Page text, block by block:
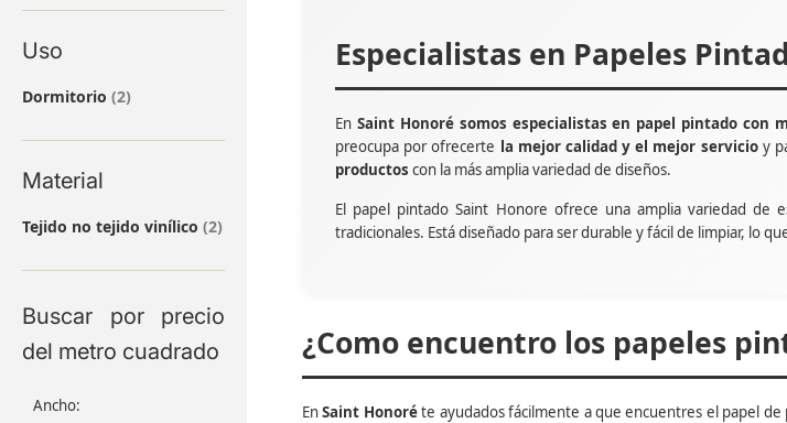
Especialistas en Papeles
En Saint Honoré somos especialistas en papel pintado con
preocupa por ofrecerte la mejor calidad y el mejor servicioy
productos con la más amplia variedad de diseños.
El papel pintado Saint Honore ofrece una amplia variedad de
tradicionales. Está diseñado para ser durable y fácil de limpiar, lo
¿Como encuentro los papeles
EnSaint Honoréte ayudados fácilmente a que encuentres el papel de
Buscar por precio
del metro cuadrado
Ancho:
Uso
Dormitorio 2artículos
Material
Tejido no tejido vinílico 2artículos